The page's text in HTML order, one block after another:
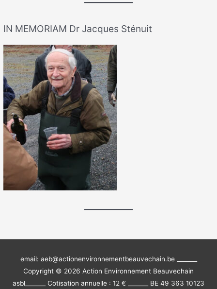
IN MEMORIAM Dr Jacques Sténuit
email: aeb@actionenvironnementbeauvechain.be _______
Copyright © 2026 Action Environnement Beauvechain
asbl _______ Cotisation annuelle : 12 € _______ BE 49 363 10123